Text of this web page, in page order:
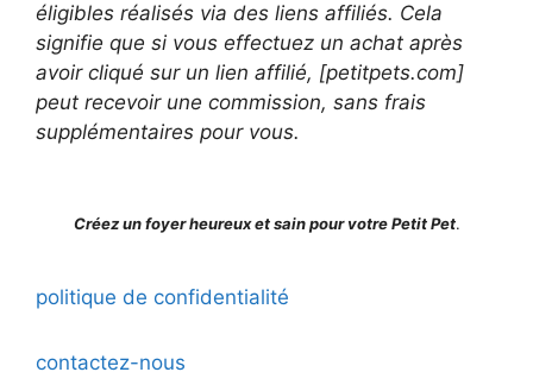
éligibles réalisés via des liens affiliés. Cela
signifie que si vous effectuez un achat après
avoir cliqué sur un lien affilié, [petitpets.com]
peut recevoir une commission, sans frais
supplémentaires pour vous.
Créez un foyer heureux et sain pour votre Petit Pet.
politique de confidentialité
contactez-nous